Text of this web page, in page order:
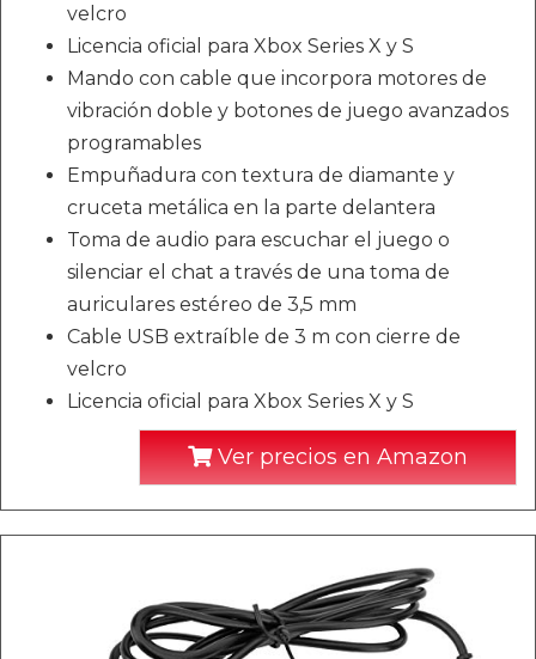
velcro
Licencia oficial para Xbox Series X y S
Mando con cable que incorpora motores de
vibración doble y botones de juego avanzados
programables
Empuñadura con textura de diamante y
cruceta metálica en la parte delantera
Toma de audio para escuchar el juego o
silenciar el chat a través de una toma de
auriculares estéreo de 3,5 mm
Cable USB extraíble de 3 m con cierre de
velcro
Licencia oficial para Xbox Series X y S
Ver precios en Amazon